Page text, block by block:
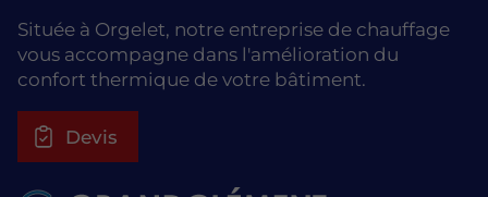
Située à Orgelet, notre entreprise de chauffage
vous accompagne dans l'amélioration du
confort thermique de votre bâtiment.
Devis